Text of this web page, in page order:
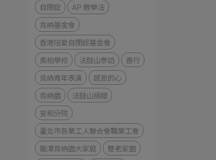
自閉症
AP 教學法
肯納基金會
香港培愛自閉症基金會
奧柏學校
法鼓山參訪
善行
肯納青年表演
感恩的心
肯納園
法鼓山捐贈
安和分院
臺北市各業工人聯合會職業工會
龍潭肯納園大家庭
雙老家園